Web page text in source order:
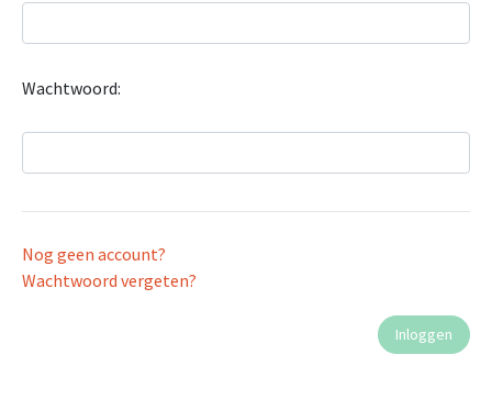
Wachtwoord:
Nog geen account?
Wachtwoord vergeten?